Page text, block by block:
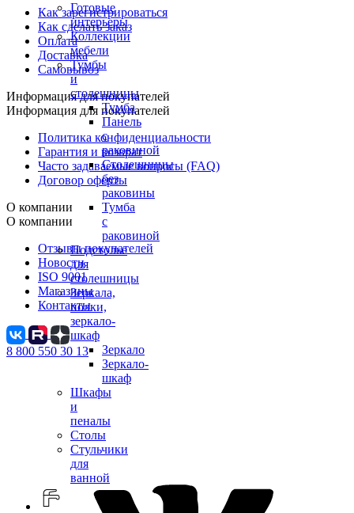
Готовые
интерьеры
Коллекции
мебели
Тумбы
и
столешницы
Тумба
Панель
с
раковиной
Столешницы
без
раковины
Тумба
с
раковиной
Подстолье
для
столешницы
Зеркала,
полки,
зеркало-
шкаф
Зеркало
Зеркало-
шкаф
Шкафы
и
пеналы
Столы
Стульчики
для
ванной
Как зарегистрироваться
Как сделать заказ
Оплата
Доставка
Самовывоз
Информация для покупателей
Информация для покупателей
Политика конфиденциальности
Гарантия и возврат
Часто задаваемые вопросы (FAQ)
Договор оферты
О компании
О компании
Отзывы покупателей
Новости
ISO 9001
Магазины
Контакты
8 800 550 30 13